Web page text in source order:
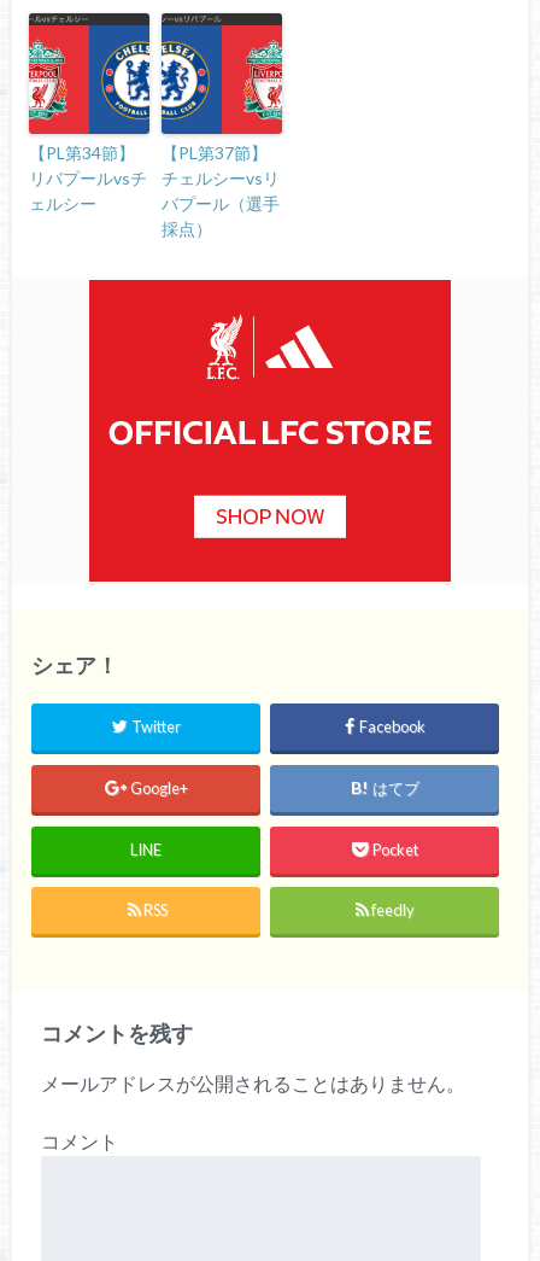
【PL第34節】
リバプールvsチ
ェルシー
【PL第37節】
チェルシーvsリ
バプール（選手
採点）
シェア！
Twitter Facebook
Google+ はてブ
LINE Pocket
RSS feedly
コメントを残す
メールアドレスが公開されることはありません。
コメント